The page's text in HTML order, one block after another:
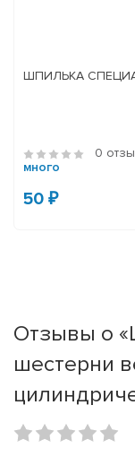
ШПИЛЬКА
0
много
50 ₽
Отзывы о
шестерни